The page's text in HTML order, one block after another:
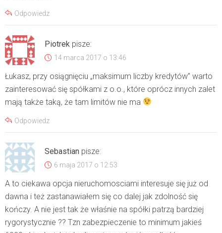
Odpowiedz
Piotrek pisze:
14 marca 2017 o 13:46
Łukasz, przy osiągnięciu „maksimum liczby kredytów” warto
zainteresować się spółkami z o.o., które oprócz innych zalet
mają także taką, że tam limitów nie ma
Odpowiedz
Sebastian pisze:
6 maja 2017 o 12:53
A to ciekawa opcja nieruchomosciami interesuje się już od
dawna i też zastanawiałem się co dalej jak zdolność się
kończy. A nie jest tak że właśnie na spółki patrzą bardziej
rygorystycznie ?? Tzn zabezpieczenie to minimum jakieś